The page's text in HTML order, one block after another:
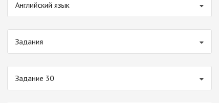
Английский язык
Задания
Задание 30